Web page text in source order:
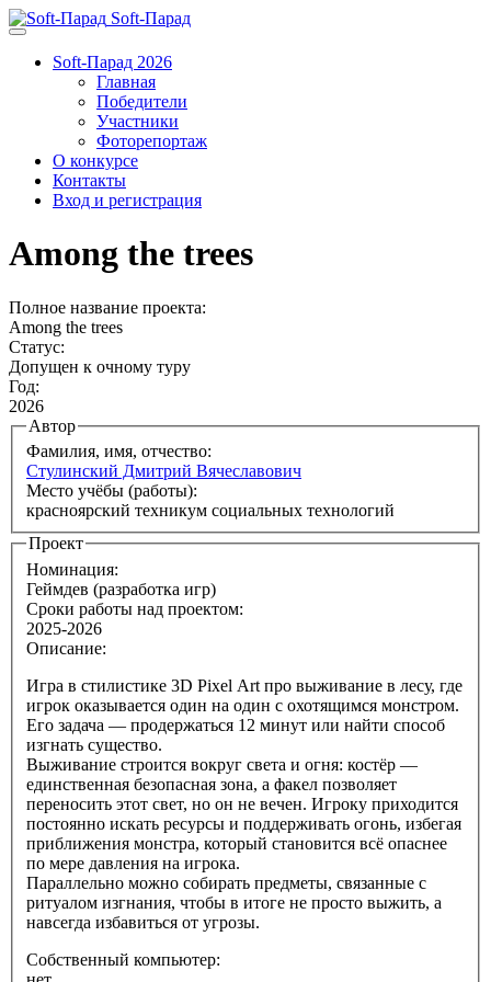
Soft-Парад
Soft-Парад 2026
Главная
Победители
Участники
Фоторепортаж
О конкурсе
Контакты
Вход и регистрация
Among the trees
Полное название проекта:
Among the trees
Статус:
Допущен к очному туру
Год:
2026
Автор
Фамилия, имя, отчество:
Стулинский Дмитрий Вячеславович
Место учёбы (работы):
красноярский техникум социальных технологий
Проект
Номинация:
Геймдев (разработка игр)
Сроки работы над проектом:
2025-2026
Описание:
Игра в стилистике 3D Pixel Art про выживание в лесу, где
игрок оказывается один на один с охотящимся монстром.
Его задача — продержаться 12 минут или найти способ
изгнать существо.
Выживание строится вокруг света и огня: костёр —
единственная безопасная зона, а факел позволяет
переносить этот свет, но он не вечен. Игроку приходится
постоянно искать ресурсы и поддерживать огонь, избегая
приближения монстра, который становится всё опаснее
по мере давления на игрока.
Параллельно можно собирать предметы, связанные с
ритуалом изгнания, чтобы в итоге не просто выжить, а
навсегда избавиться от угрозы.
Собственный компьютер: